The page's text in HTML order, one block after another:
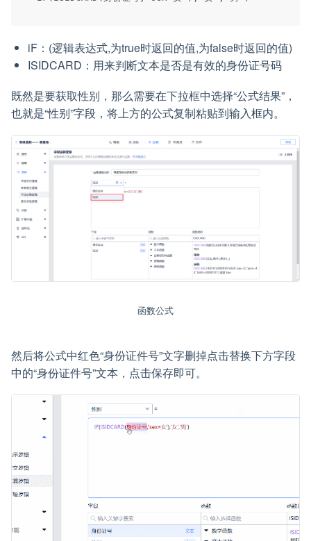
iF：(逻辑表达式,为true时返回的值,为false时返回的值)
ISIDCARD：用来判断文本是否是有效的身份证号码
既然是要获取性别，那么需要在下拉框中选择“公式结果”，
也就是“性别”字段，将上方的公式复制粘贴到输入框内。
函数公式
然后将公式中红色“身份证件号”文字删掉点击替换下方字段
中的“身份证件号”文本，点击保存即可。